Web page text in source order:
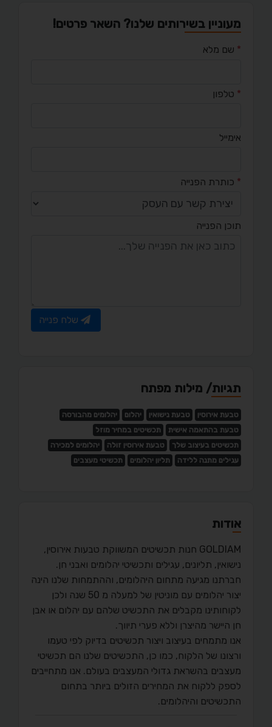
מעוניין בשירותים שלנו? השאר פרטים!
* שם מלא
* טלפון
אימייל
* כותרת הפנייה
תוכן הפנייה
שלח פנייה
תגיות/ מילות מפתח
טבעת אירוסין טבעת נישואין יהלום
יהלומים מהבורסה
טבעת בהתאמה אישית
תכשיטים במחיר מוזל
תכשיטים בעיצוב שלך
טבעת אירוסין זולה
יהלומים למכירה
עגילים מתנה ללידה
תליון יהלומים תכשיטי מעצבים
אודות
GOLDIAM חנות תכשיטים המשווקת טבעות אירוסין,
נישואין, תליונים, עגילים ותכשיטי יהלומים ואבני חן.
חברתנו מגיעה מתחום היהלומים, וההתמחות שלנו הינה
יצור יהלומים עם מוניטין של למעלה מ 50 שנה ולכן
לקוחותינו מקבלים את התכשיט שלהם עם יהלום או אבן
חן היישר מהיצרן וללא פערי תיווך.
אנו מתמחים בעיצוב ויצור תכשיטים בדיוק לפי טעמו
ורצונו של הלקוח, כמו כן, התכשיטים שלנו הם תכשיטי
מעצבים בהשראת גדולי המעצבים בעולם. אנו מתחייבים
לספק ללקוח את המחירים הזולים ביותר בתחום
התכשיטים והיהלומים.